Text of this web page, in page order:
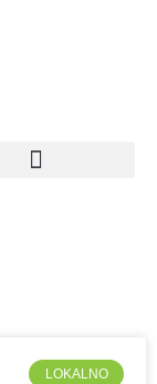
LOKALNO